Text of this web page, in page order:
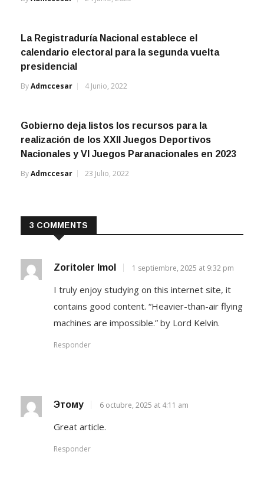
La Registraduría Nacional establece el
calendario electoral para la segunda vuelta
presidencial
ByAdmccesar 4 Junio, 2022
Gobierno deja listos los recursos para la
realización de los XXII Juegos Deportivos
Nacionales y VI Juegos Paranacionales en 2023
ByAdmccesar 23 Julio, 2022
3 COMMENTS
Zoritoler Imol 1 septiembre, 2025 at 9:32 pm
I truly enjoy studying on this internet site, it
contains good content. “Heavier-than-air flying
machines are impossible.” by Lord Kelvin.
Responder
Этому 6 octubre, 2025 at 4:11 am
Great article.
Responder